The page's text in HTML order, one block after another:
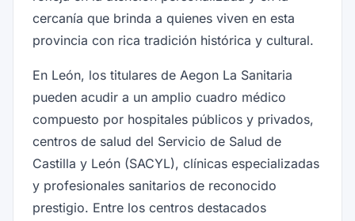
cercanía que brinda a quienes viven en esta
provincia con rica tradición histórica y cultural.
En León, los titulares de Aegon La Sanitaria
pueden acudir a un amplio cuadro médico
compuesto por hospitales públicos y privados,
centros de salud del Servicio de Salud de
Castilla y León (SACYL), clínicas especializadas
y profesionales sanitarios de reconocido
prestigio. Entre los centros destacados